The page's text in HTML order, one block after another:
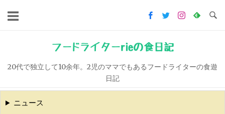
キ
フードライターrieの食日記
20代で独立して10余年。2児のママでもあるフードライターの食遊
日記
ニュース